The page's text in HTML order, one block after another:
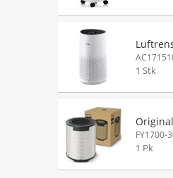
1 Stk
FY1700-
1 Pk